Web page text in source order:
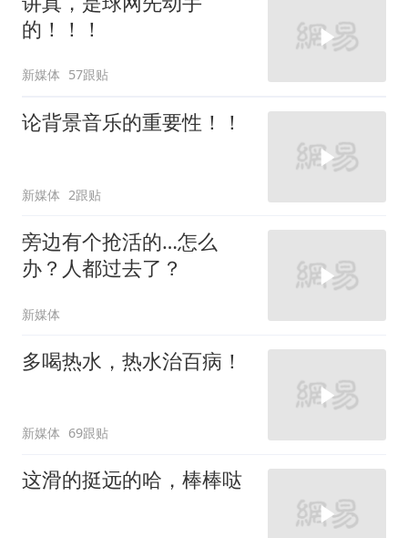
的！！！
新媒体 57跟贴
论背景音乐的重要性！！
新媒体 2跟贴
旁边有个抢活的…怎么
办？人都过去了？
新媒体
多喝热水，热水治百病！
新媒体 69跟贴
这滑的挺远的哈，棒棒哒